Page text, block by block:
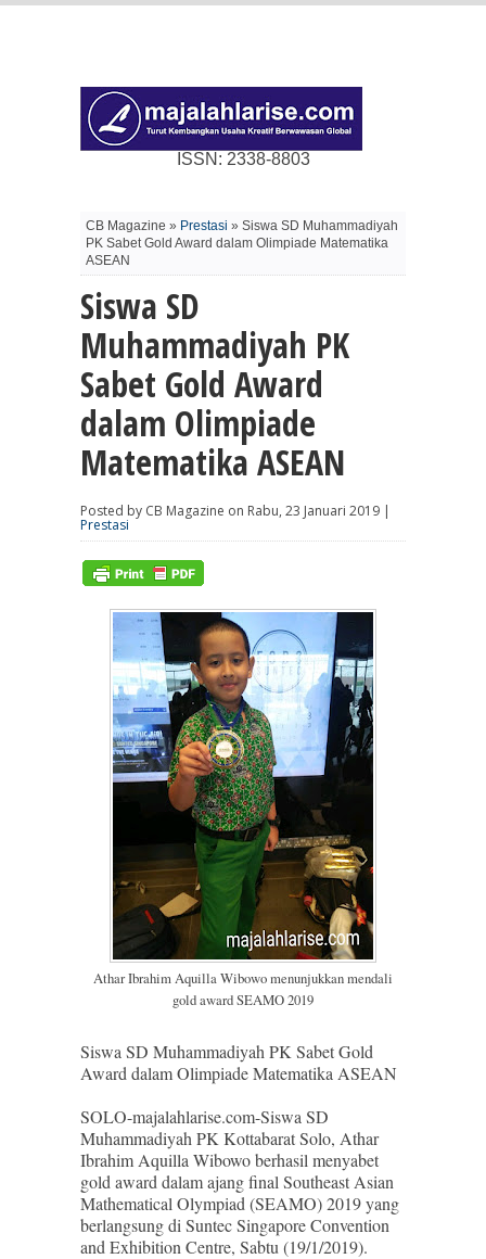
ISSN: 2338-8803
CB Magazine » Prestasi » Siswa SD Muhammadiyah
PK Sabet Gold Award dalam Olimpiade Matematika
ASEAN
Siswa SD
Muhammadiyah PK
Sabet Gold Award
dalam Olimpiade
Matematika ASEAN
Posted by CB Magazine on Rabu, 23 Januari 2019 |
Prestasi
Athar Ibrahim Aquilla Wibowo menunjukkan mendali
gold award SEAMO 2019
Siswa SD Muhammadiyah PK Sabet Gold
Award dalam Olimpiade Matematika ASEAN
SOLO-majalahlarise.com-Siswa SD
Muhammadiyah PK Kottabarat Solo, Athar
Ibrahim Aquilla Wibowo berhasil menyabet
gold award dalam ajang final Southeast Asian
Mathematical Olympiad (SEAMO) 2019 yang
berlangsung di Suntec Singapore Convention
and Exhibition Centre, Sabtu (19/1/2019).